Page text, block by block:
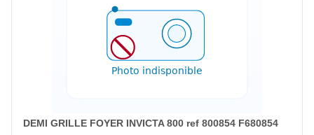
DEMI GRILLE FOYER INVICTA 800 ref 800854 F680854